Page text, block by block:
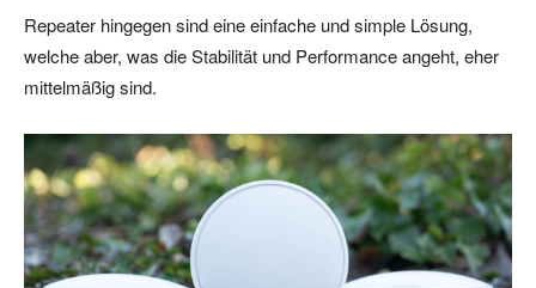
Repeater hingegen sind eine einfache und simple Lösung,
welche aber, was die Stabilität und Performance angeht, eher
mittelmäßig sind.